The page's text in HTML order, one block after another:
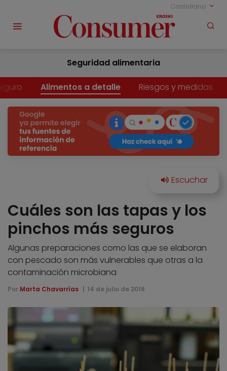
Castellano
Seguridad alimentaria
Alimentos a detalle Riesgos y medidas
Cuáles son las tapas y los
pinchos más seguros
Algunas preparaciones como las que se elaboran
con pescado son más vulnerables que otras a la
contaminación microbiana
Por Marta Chavarrías 14 de julio de 2016